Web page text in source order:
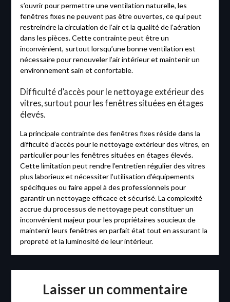
s’ouvrir pour permettre une ventilation naturelle, les
fenêtres fixes ne peuvent pas être ouvertes, ce qui peut
restreindre la circulation de l’air et la qualité de l’aération
dans les pièces. Cette contrainte peut être un
inconvénient, surtout lorsqu’une bonne ventilation est
nécessaire pour renouveler l’air intérieur et maintenir un
environnement sain et confortable.
Difficulté d’accès pour le nettoyage extérieur des
vitres, surtout pour les fenêtres situées en étages
élevés.
La principale contrainte des fenêtres fixes réside dans la
difficulté d’accès pour le nettoyage extérieur des vitres, en
particulier pour les fenêtres situées en étages élevés.
Cette limitation peut rendre l’entretien régulier des vitres
plus laborieux et nécessiter l’utilisation d’équipements
spécifiques ou faire appel à des professionnels pour
garantir un nettoyage efficace et sécurisé. La complexité
accrue du processus de nettoyage peut constituer un
inconvénient majeur pour les propriétaires soucieux de
maintenir leurs fenêtres en parfait état tout en assurant la
propreté et la luminosité de leur intérieur.
Laisser un commentaire